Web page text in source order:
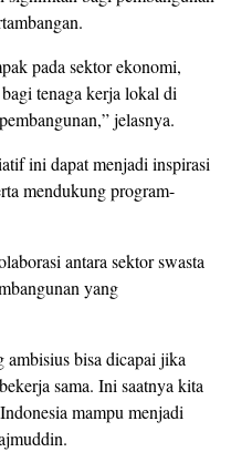
pada sektor ekonomi,
tenaga kerja lokal di
jelasnya.
ini dapat menjadi inspirasi
mendukung program-
antara sektor swasta
yang
ambisius bisa dicapai jika
sama. Ini saatnya kita
mampu menjadi